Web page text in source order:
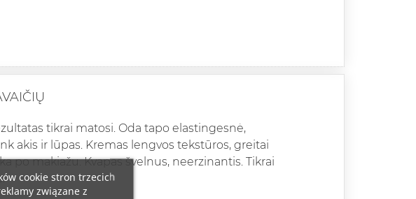
tikrai matosi. Oda tapo elastingesnė,
akis ir lūpas. Kremas lengvos tekstūros, greitai
makiažu. Kvapas švelnus, neerzinantis. Tikrai
cookie stron trzecich
związane z